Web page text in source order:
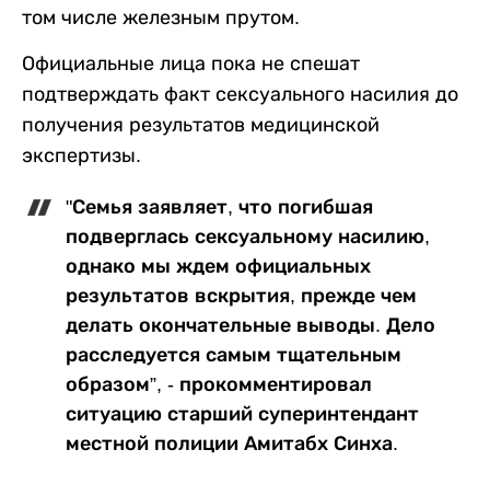
том числе железным прутом.
Официальные лица пока не спешат
подтверждать факт сексуального насилия до
получения результатов медицинской
экспертизы.
"Семья заявляет, что погибшая
подверглась сексуальному насилию,
однако мы ждем официальных
результатов вскрытия, прежде чем
делать окончательные выводы. Дело
расследуется самым тщательным
образом”, - прокомментировал
ситуацию старший суперинтендант
местной полиции Амитабх Синха.